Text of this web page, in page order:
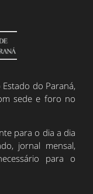
Estado do Paraná,
sede e foro no
para o dia a dia
jornal mensal,
para o